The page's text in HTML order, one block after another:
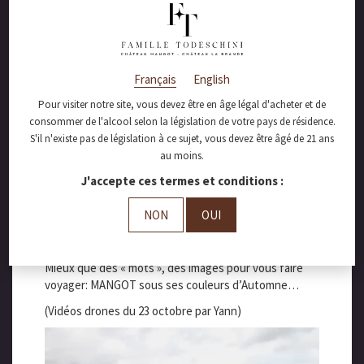
MANGOT sous ses
couleurs d’Automne
Mieux que des « mots », des images pour vous faire
voyager: MANGOT sous ses couleurs d’Automne…
(Vidéos drones du 23 octobre par Yann)
Français English
Pour visiter notre site, vous devez être en âge légal d'acheter et de
consommer de l'alcool selon la législation de votre pays de résidence.
S'il n'existe pas de législation à ce sujet, vous devez être âgé de 21 ans
au moins.
J'accepte ces termes et conditions :
NON OUI